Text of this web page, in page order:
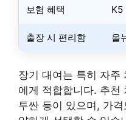
보험 혜택 K5
출장 시 편리함 올
장기 대여는 특히 자주
에게 적합합니다. 추천
투싼 등이 있으며, 가